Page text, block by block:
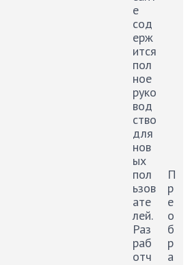
е
сод
ерж
ится
пол
ное
руко
вод
ство
для
нов
ых
пол
ьзов
ате
лей.
Раз
раб
отч
П
р
е
о
б
р
а